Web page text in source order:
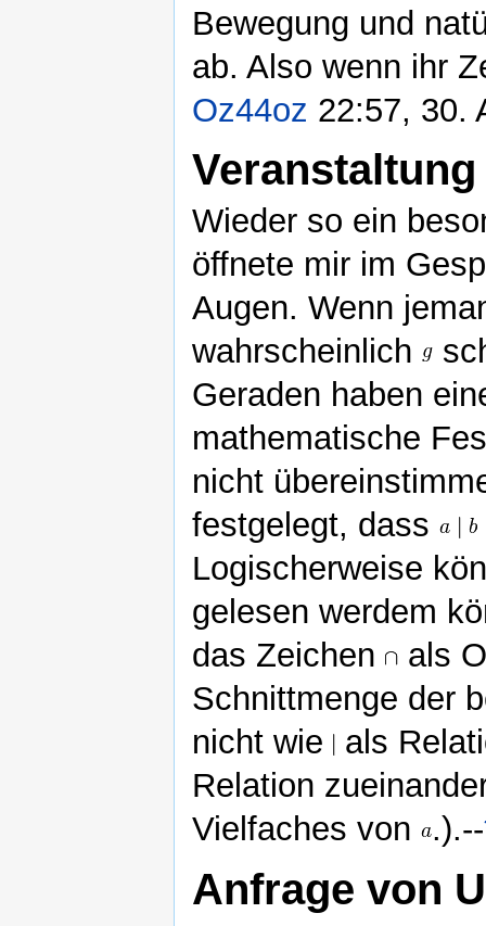
Bewegung und
ab. Also wenn ihr
Oz44oz 22:57, 30.
Wieder so ein
öffnete mir im
Augen. Wenn
wahrscheinlich
Geraden haben
mathematische
nicht
festgelegt, dass
Logischerweise
gelesen werdem
das Zeichen
als
Schnittmenge der
nicht wie
als
Relation
Vielfaches von
.).--
Anfrage von